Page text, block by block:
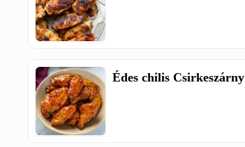
Édes chilis Csirkeszárny